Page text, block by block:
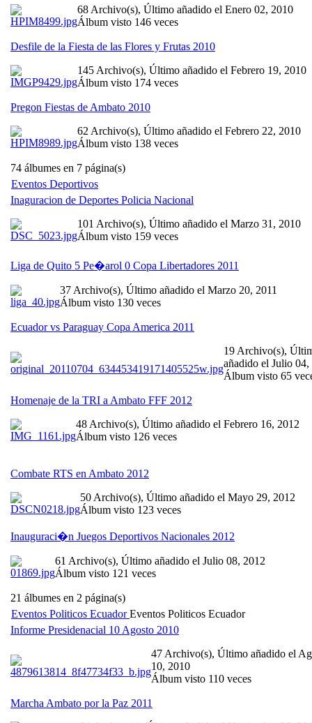
68 Archivo(s), Último añadido el Enero 02, 2010
Álbum visto 146 veces
Desfile de la Fiesta de las Flores y Frutas 2010
145 Archivo(s), Último añadido el Febrero 19, 2010
Álbum visto 174 veces
Pregon Fiestas de Ambato 2010
62 Archivo(s), Último añadido el Febrero 22, 2010
Álbum visto 138 veces
74 álbumes en 7 página(s)
Eventos Deportivos
Inaguracion de Deportes Policia Nacional
101 Archivo(s), Último añadido el Marzo 31, 2010
Álbum visto 159 veces
Liga de Quito 5 Pe�arol 0 Copa Libertadores 2011
37 Archivo(s), Último añadido el Marzo 20, 2011
Álbum visto 130 veces
Ecuador vs Paraguay Copa America 2011
19 Archivo(s),
añadido el Julio 04,
Álbum visto 65
Homenaje de la TRI a Ambato FFF 2012
48 Archivo(s), Último añadido el Febrero 16, 2012
Álbum visto 126 veces
Combate RTS en Ambato 2012
50 Archivo(s), Último añadido el Mayo 29, 2012
Álbum visto 123 veces
Inauguraci�n Juegos Deportivos Nacionales 2012
61 Archivo(s), Último añadido el Julio 08, 2012
Álbum visto 121 veces
21 álbumes en 2 página(s)
Eventos Politicos EcuadorEventos Politicos Ecuador
Informe Presidenacial 10 Agosto 2010
47 Archivo(s), Último añadido el
10, 2010
Álbum visto 110 veces
Marcha Ambato por la Paz 2011